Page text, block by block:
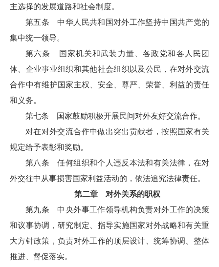
主选择的发展道路和社会制度。
第五条 中华人民共和国对外工作坚持中国共产党的
集中统一领导。
第六条 国家机关和武装力量、各政党和各人民团
体、企业事业组织和其他社会组织以及公民，在对外交流
合作中有维护国家主权、安全、尊严、荣誉、利益的责任
和义务。
第七条 国家鼓励积极开展民间对外友好交流合作。
对在对外交流合作中做出突出贡献者，按照国家有关
规定给予表彰和奖励。
第八条 任何组织和个人违反本法和有关法律，在对
外交往中从事损害国家利益活动的，依法追究法律责任。
第二章 对外关系的职权
第九条 中央外事工作领导机构负责对外工作的决策
和议事协调，研究制定、指导实施国家对外战略和有关重
大方针政策，负责对外工作的顶层设计、统筹协调、整体
推进、督促落实。